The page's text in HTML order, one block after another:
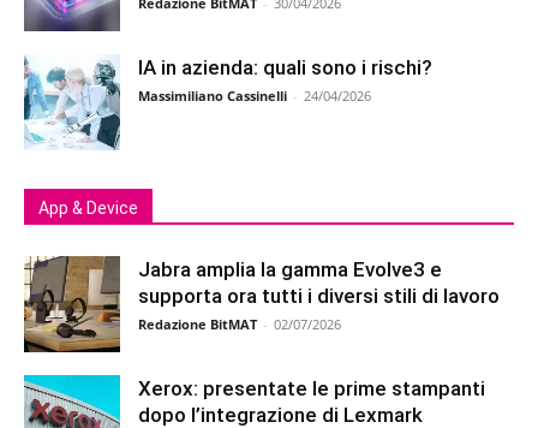
IA in azienda: quali sono i rischi?
Massimiliano Cassinelli - 24/04/2026
App & Device
Jabra amplia la gamma Evolve3 e
supporta ora tutti i diversi stili di lavoro
Redazione BitMAT - 02/07/2026
Xerox: presentate le prime stampanti
dopo l’integrazione di Lexmark